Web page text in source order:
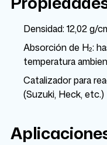
Densidad: 12,02 g/
Absorción de H₂:
temperatura
Catalizador para
(Suzuki, Heck, etc.)